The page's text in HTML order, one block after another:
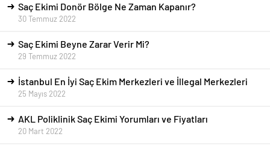
Saç Ekimi Donör Bölge Ne Zaman Kapanır?
30 Temmuz 2022
Saç Ekimi Beyne Zarar Verir Mi?
29 Temmuz 2022
İstanbul En İyi Saç Ekim Merkezleri ve İllegal Merkezleri
25 Mayıs 2022
AKL Poliklinik Saç Ekimi Yorumları ve Fiyatları
20 Mart 2022